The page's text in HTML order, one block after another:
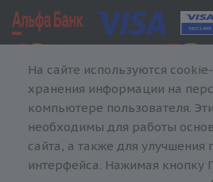
На сайте используются
хранения информации на
компьютере пользователя.
необходимы для работы
сайта, а также для улучшения
интерфейса. Нажимая кнопку